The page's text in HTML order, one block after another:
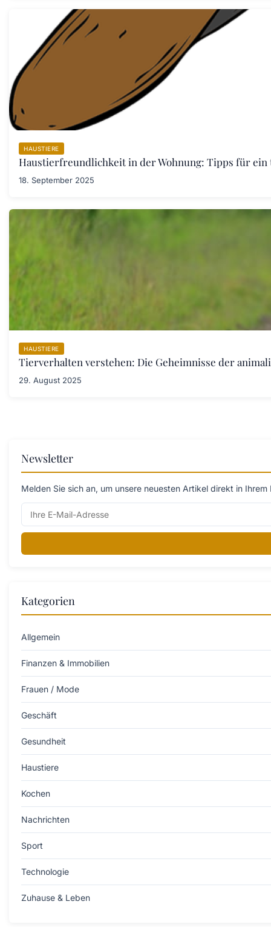
HAUSTIERE
Haustierfreundlichkeit in der Wohnung: Tipps für ein
18. September 2025
HAUSTIERE
Tierverhalten verstehen: Die Geheimnisse der
29. August 2025
Newsletter
Melden Sie sich an, um unsere neuesten Artikel direkt in
Kategorien
Allgemein
Finanzen & Immobilien
Frauen / Mode
Geschäft
Gesundheit
Haustiere
Kochen
Nachrichten
Sport
Technologie
Zuhause & Leben